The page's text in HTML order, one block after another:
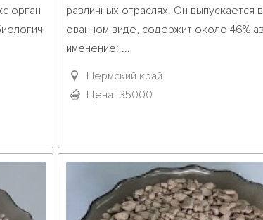
орган
различных отраслях. Он выпускается
ованном виде, содержит около 46%
именение: ...
Пермский край
Цена: 35000